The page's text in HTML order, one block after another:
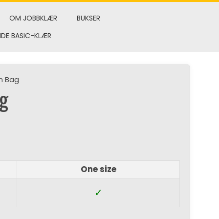
OM JOBBKLÆR
BUKSER
BASIC-KLÆR
Bag
One size
✓